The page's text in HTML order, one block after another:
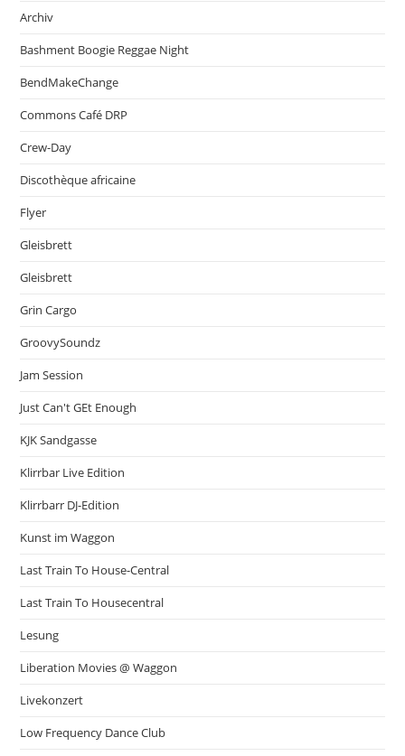
Archiv
Bashment Boogie Reggae Night
BendMakeChange
Commons Café DRP
Crew-Day
Discothèque africaine
Flyer
Gleisbrett
Gleisbrett
Grin Cargo
GroovySoundz
Jam Session
Just Can't GEt Enough
KJK Sandgasse
Klirrbar Live Edition
Klirrbarr DJ-Edition
Kunst im Waggon
Last Train To House-Central
Last Train To Housecentral
Lesung
Liberation Movies @ Waggon
Livekonzert
Low Frequency Dance Club